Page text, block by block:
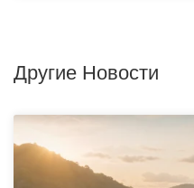
Другие Новости